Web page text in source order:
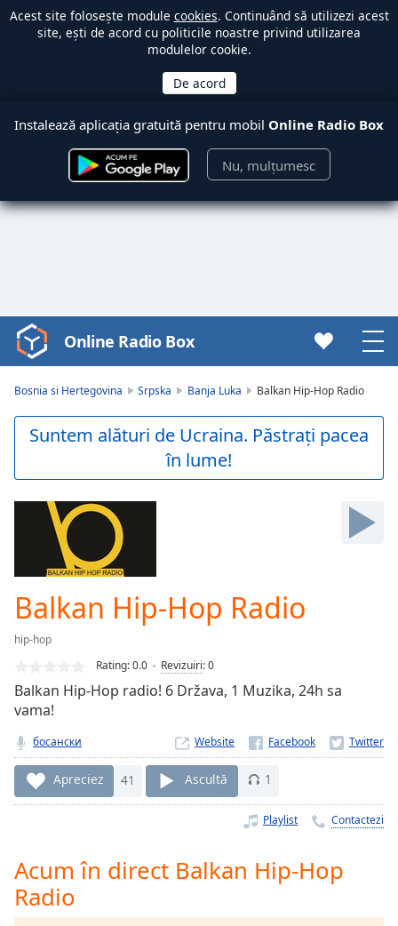
Acest site folosește module cookies. Continuând să utilizezi acest
site, ești de acord cu politicile noastre privind utilizarea
modulelor cookie.
Instalează aplicația gratuită pentru mobil Online Radio Box
Nu, mulțumesc
Video
Player
Play
Video
Skip
Current
Loaded:
Stream
TypeLIVE
live,
currently
behind
LIVE
Remaining
1x
Playback
Online Radio Box
Bosnia si Hertegovina Srpska Banja Luka Balkan Hip-Hop Radio
Suntem alături de Ucraina. Păstrați pacea
în lume!
Balkan Hip-Hop Radio
hip-hop
Rating:0.0 Revizuiri:0
Balkan Hip-Hop radio! 6 Država, 1 Muzika, 24h sa
vama!
босански Website
Apreciez 41 Ascultă 1
Playlist Contactezi
Acum în direct Balkan Hip-Hop
Radio